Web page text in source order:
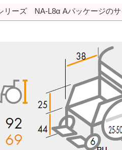
リーズ NA-L8α Aパッケージのサ